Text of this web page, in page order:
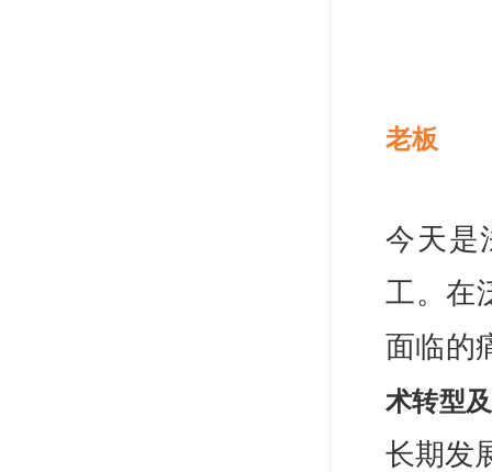
老板
今天是
工。在
面临的
术转型
长期发